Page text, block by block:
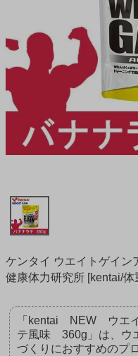
ケンタイ ウエイトゲイン
健康体力研究所 [kentai/体
「kentai NEW ウエ
テ風味 360g」は、ウ
づくりにおすすめのプ